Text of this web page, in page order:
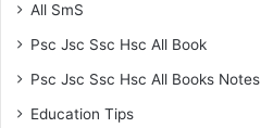
All SmS
Psc Jsc Ssc Hsc All Book
Psc Jsc Ssc Hsc All Books Notes
Education Tips